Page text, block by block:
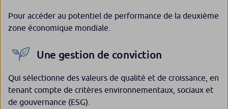
Pour accéder au potentiel de performance de la deuxième
zone économique mondiale.
Une gestion de conviction
Qui sélectionne des valeurs de qualité et de croissance, en
tenant compte de critères environnementaux, sociaux et
de gouvernance (ESG).